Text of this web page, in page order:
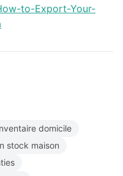
to-Export-Your-
domicile
stock maison